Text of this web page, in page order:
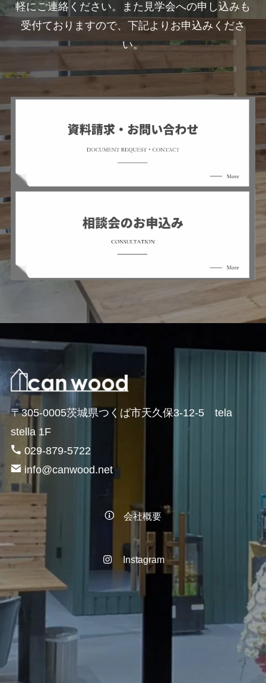
軽にご連絡ください。また見学会への申し込みも
受付ておりますので、下記よりお申込みくださ
い。
〒305-0005茨城県つくば市天久保3-12-5 tela
stella 1F
029-879-5722
info@canwood.net
会社概要
Instagram